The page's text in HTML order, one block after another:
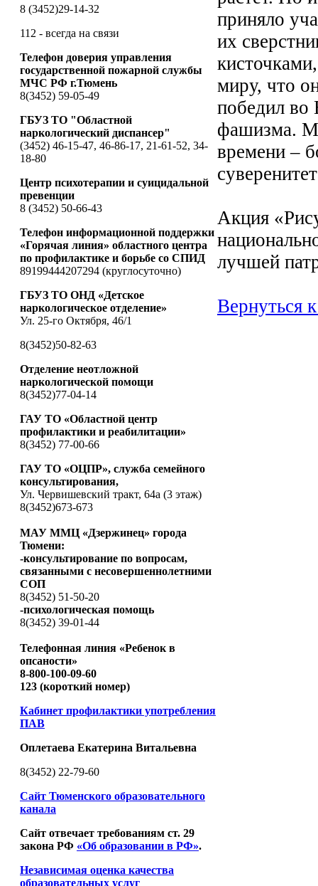
8 (3452)29-14-32
112 - всегда на связи
Телефон доверия управления
государственной пожарной службы
МЧС РФ г.Тюмень
8(3452) 59-05-49
ГБУЗ ТО "Областной
наркологический диспансер"
(3452) 46-15-47, 46-86-17, 21-61-52, 34-
18-80
Центр психотерапии и суицидальной
превенции
8 (3452) 50-66-43
Телефон информационной поддержки
«Горячая линия» областного центра
по профилактике и борьбе со СПИД
89199444207294 (круглосуточно)
ГБУЗ ТО ОНД «Детское
наркологическое отделение»
Ул. 25-го Октября, 46/1
8(3452)50-82-63
Отделение неотложной
наркологической помощи
8(3452)77-04-14
ГАУ ТО «Областной центр
профилактики и реабилитации»
8(3452) 77-00-66
ГАУ ТО «ОЦПР», служба семейного
консультирования,
Ул. Червишевский тракт, 64а (3 этаж)
8(3452)673-673
МАУ ММЦ «Дзержинец» города
Тюмени:
-консультирование по вопросам,
связанными с несовершеннолетними
СОП
8(3452) 51-50-20
-психологическая помощь
8(3452) 39-01-44
Телефонная линия «Ребенок в
опсаности»
8-800-100-09-60
123 (короткий номер)
Кабинет профилактики употребления
ПАВ
Оплетаева Екатерина Витальевна
8(3452) 22-79-60
Сайт Тюменского образовательного
канала
Сайт отвечает требованиям ст. 29
закона РФ «Об образовании в РФ».
Независимая оценка качества
образовательных услуг
приняло
их
миру, что
победил во
фашизма.
времени –
Акция
лучшей
Вернуться